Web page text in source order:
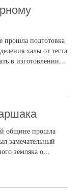
прошла подготовка
халы от теста
в изготовлении...
общине прошла
замечательный
земляка о...